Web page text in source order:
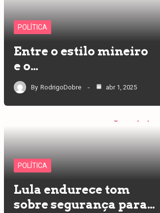
POLÍTICA
Entre o estilo mineiro
e o…
By RodrigoDobre abr 1, 2025
POLÍTICA
Lula endurece tom
sobre segurança para…